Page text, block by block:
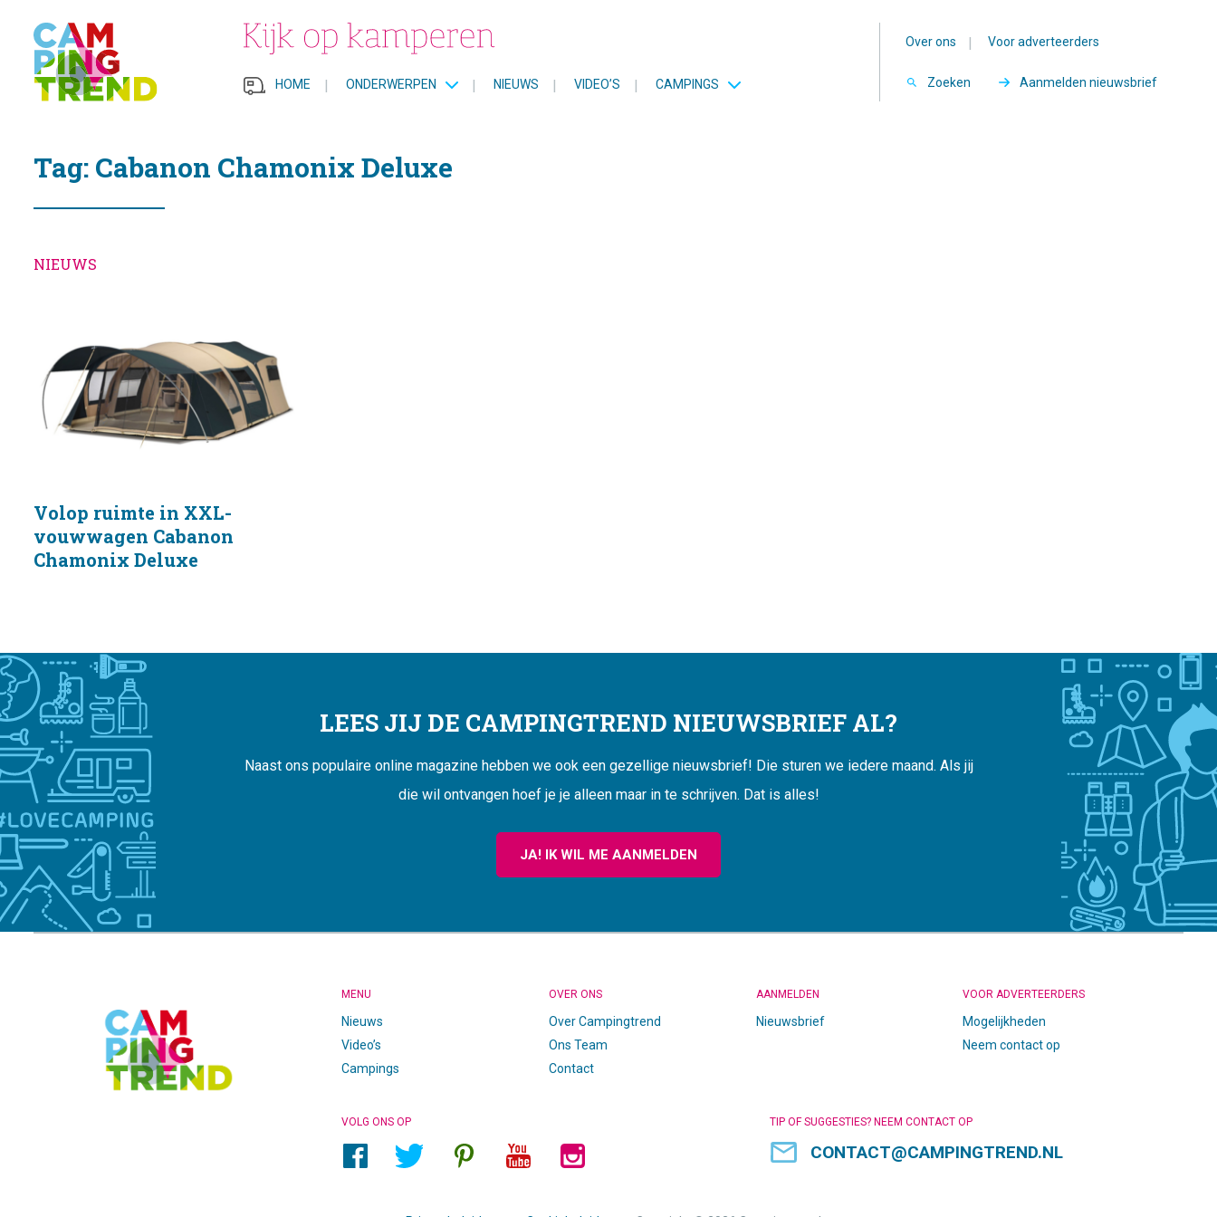
HOME | ONDERWERPEN | NIEUWS | VIDEO’S | CAMPINGS
Over ons | Voor adverteerders
Zoeken Aanmelden nieuwsbrief
Tag: Cabanon Chamonix Deluxe
NIEUWS
Volop ruimte in XXL-
vouwwagen Cabanon
Chamonix Deluxe
LEES JIJ DE CAMPINGTREND NIEUWSBRIEF AL?
Naast ons populaire online magazine hebben we ook een gezellige nieuwsbrief! Die sturen we iedere maand. Als jij
die wil ontvangen hoef je je alleen maar in te schrijven. Dat is alles!
JA! IK WIL ME AANMELDEN
MENU
Nieuws
Video’s
Campings
OVER ONS
Over Campingtrend
Ons Team
Contact
AANMELDEN
Nieuwsbrief
VOOR ADVERTEERDERS
Mogelijkheden
Neem contact op
VOLG ONS OP TIP OF SUGGESTIES? NEEM CONTACT OP
CONTACT@CAMPINGTREND.NL